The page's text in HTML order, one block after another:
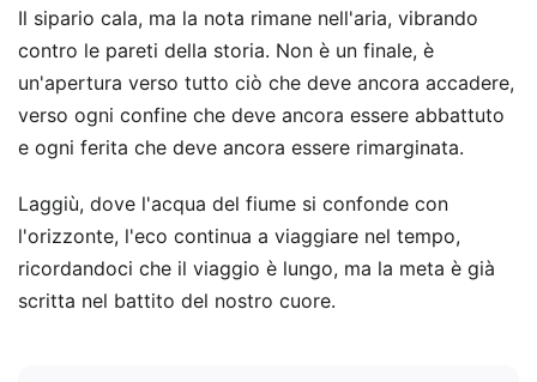
Il sipario cala, ma la nota rimane nell'aria, vibrando
contro le pareti della storia. Non è un finale, è
un'apertura verso tutto ciò che deve ancora accadere,
verso ogni confine che deve ancora essere abbattuto
e ogni ferita che deve ancora essere rimarginata.
Laggiù, dove l'acqua del fiume si confonde con
l'orizzonte, l'eco continua a viaggiare nel tempo,
ricordandoci che il viaggio è lungo, ma la meta è già
scritta nel battito del nostro cuore.